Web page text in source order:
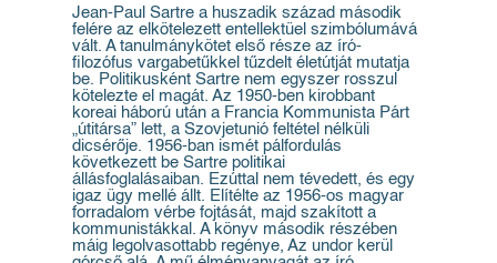
Jean-Paul Sartre a huszadik század második
felére az elkötelezett entellektüel szimbólumává
vált. A tanulmánykötet első része az író-
filozófus vargabetűkkel tűzdelt életútját mutatja
be. Politikusként Sartre nem egyszer rosszul
kötelezte el magát. Az 1950-ben kirobbant
koreai háború után a Francia Kommunista Párt
„útitársa” lett, a Szovjetunió feltétel nélküli
dicsérője. 1956-ban ismét pálfordulás
következett be Sartre politikai
állásfoglalásaiban. Ezúttal nem tévedett, és egy
igaz ügy mellé állt. Elítélte az 1956-os magyar
forradalom vérbe fojtását, majd szakított a
kommunistákkal. A könyv második részében
máig legolvasottabb regénye, Az undor kerül